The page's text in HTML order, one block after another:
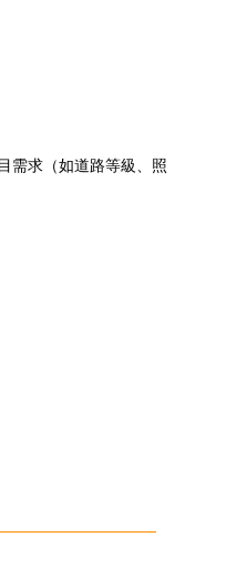
（如道路等級、照